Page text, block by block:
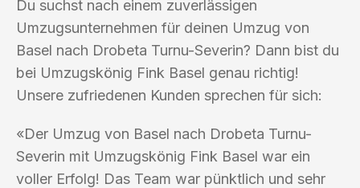
Du suchst nach einem zuverlässigen
Umzugsunternehmen für deinen Umzug von
Basel nach Drobeta Turnu-Severin? Dann bist du
bei Umzugskönig Fink Basel genau richtig!
Unsere zufriedenen Kunden sprechen für sich:
«Der Umzug von Basel nach Drobeta Turnu-
Severin mit Umzugskönig Fink Basel war ein
voller Erfolg! Das Team war pünktlich und sehr